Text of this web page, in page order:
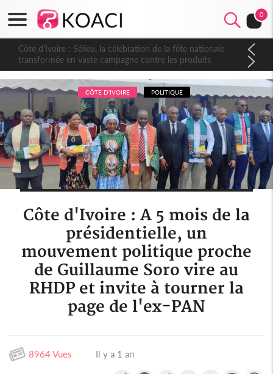
0
Côte d'Ivoire : Séileu, la célébration de la fête nationale
transformée en vaste campagne contre les produits
dépigmentants dangereux
CÔTE D'IVOIRE POLITIQUE
Côte d'Ivoire : A 5 mois de la
présidentielle, un
mouvement politique proche
de Guillaume Soro vire au
RHDP et invite à tourner la
page de l'ex-PAN
8964 Vues Il y a 1 an